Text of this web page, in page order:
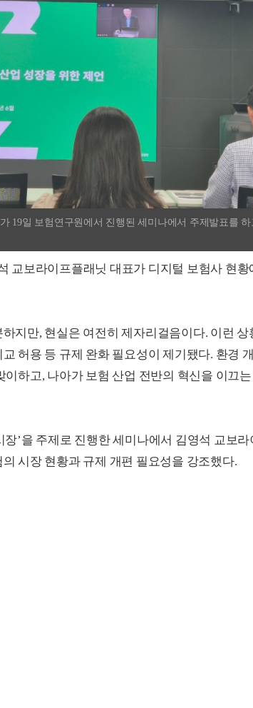
19일 보험연구원에서 진행된 세미나에서 주제발표를
교보라이프플래닛 대표가 디지털 보험사 현황
지만, 현실은 여전히 제자리걸음이다. 이런
허용 등 규제 완화 필요성이 제기됐다. 환경
하고, 나아가 보험 산업 전반의 혁신을 이끄
장’을 주제로 진행한 세미나에서 김영석 교보
시장 현황과 규제 개편 필요성을 강조했다.